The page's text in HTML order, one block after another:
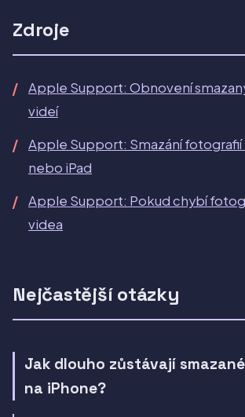
Zdroje
Apple Support: Obnovení
videí
Apple Support: Smazání fotografií
nebo iPad
Apple Support: Pokud chybí
videa
Nejčastější otázky
Jak dlouho zůstávají
na iPhone?